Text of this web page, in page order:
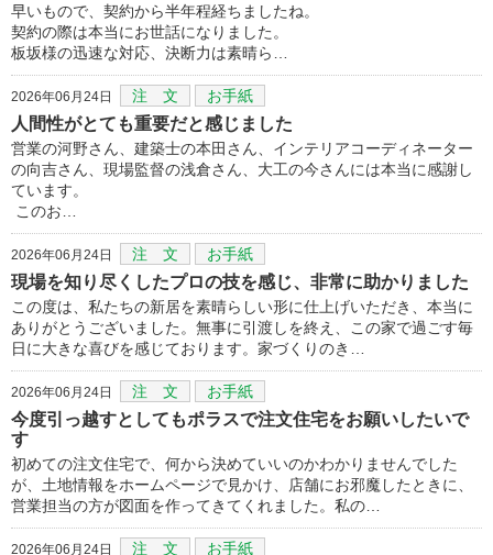
早いもので、契約から半年程経ちましたね。
契約の際は本当にお世話になりました。
板坂様の迅速な対応、決断力は素晴ら…
2026年06月24日 注 文 お手紙
人間性がとても重要だと感じました
営業の河野さん、建築士の本田さん、インテリアコーディネーター
の向吉さん、現場監督の浅倉さん、大工の今さんには本当に感謝し
ています。
このお…
2026年06月24日 注 文 お手紙
現場を知り尽くしたプロの技を感じ、非常に助かりました
この度は、私たちの新居を素晴らしい形に仕上げいただき、本当に
ありがとうございました。無事に引渡しを終え、この家で過ごす毎
日に大きな喜びを感じております。家づくりのき…
2026年06月24日 注 文 お手紙
今度引っ越すとしてもポラスで注文住宅をお願いしたいで
す
初めての注文住宅で、何から決めていいのかわかりませんでした
が、土地情報をホームページで見かけ、店舗にお邪魔したときに、
営業担当の方が図面を作ってきてくれました。私の…
2026年06月24日 注 文 お手紙